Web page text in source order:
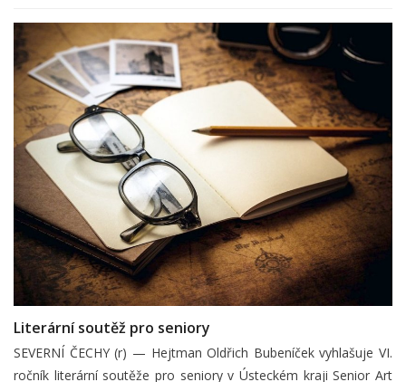
Literární soutěž pro seniory
SEVERNÍ ČECHY (r) — Hejtman Oldřich Bubeníček vyhlašuje VI.
ročník literární soutěže pro seniory v Ústeckém kraji Senior Art